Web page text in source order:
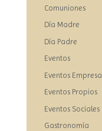
Comuniones
Día Madre
Día Padre
Eventos
Eventos Empresa
Eventos Propios
Eventos Sociales
Gastronomía